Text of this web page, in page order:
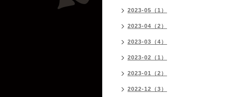
2023-05（1）
2023-04（2）
2023-03（4）
2023-02（1）
2023-01（2）
2022-12（3）